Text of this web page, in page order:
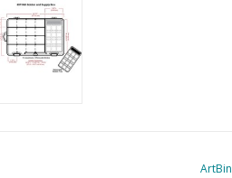
ArtBin